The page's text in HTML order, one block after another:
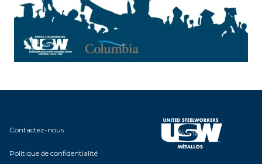
Contactez-nous
Politique de confidentialité